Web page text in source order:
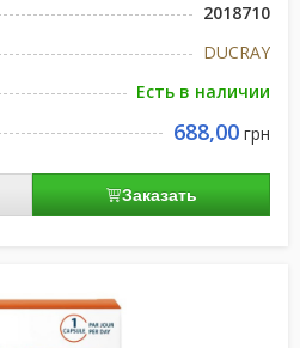
2018710
DUCRAY
Есть в наличии
688,00 грн
Заказать